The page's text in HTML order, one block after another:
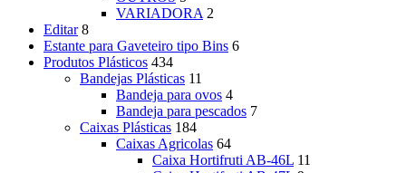
VARIADORA 2
Editar 8
Estante para Gaveteiro tipo Bins 6
Produtos Plásticos 434
Bandejas Plásticas 11
Bandeja para ovos 4
Bandeja para pescados 7
Caixas Plásticas 184
Caixas Agricolas 64
Caixa Hortifruti AB-46L 11